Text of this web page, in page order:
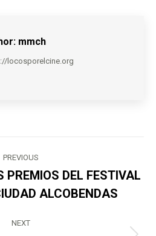
mmch
locosporelcine.org
PREVIOUS
post:
PREMIOS DEL FESTIVAL
ALCOBENDAS
NEXT